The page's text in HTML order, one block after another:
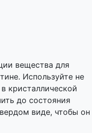
вещества для
Используйте не
кристаллической
до состояния
виде, чтобы он